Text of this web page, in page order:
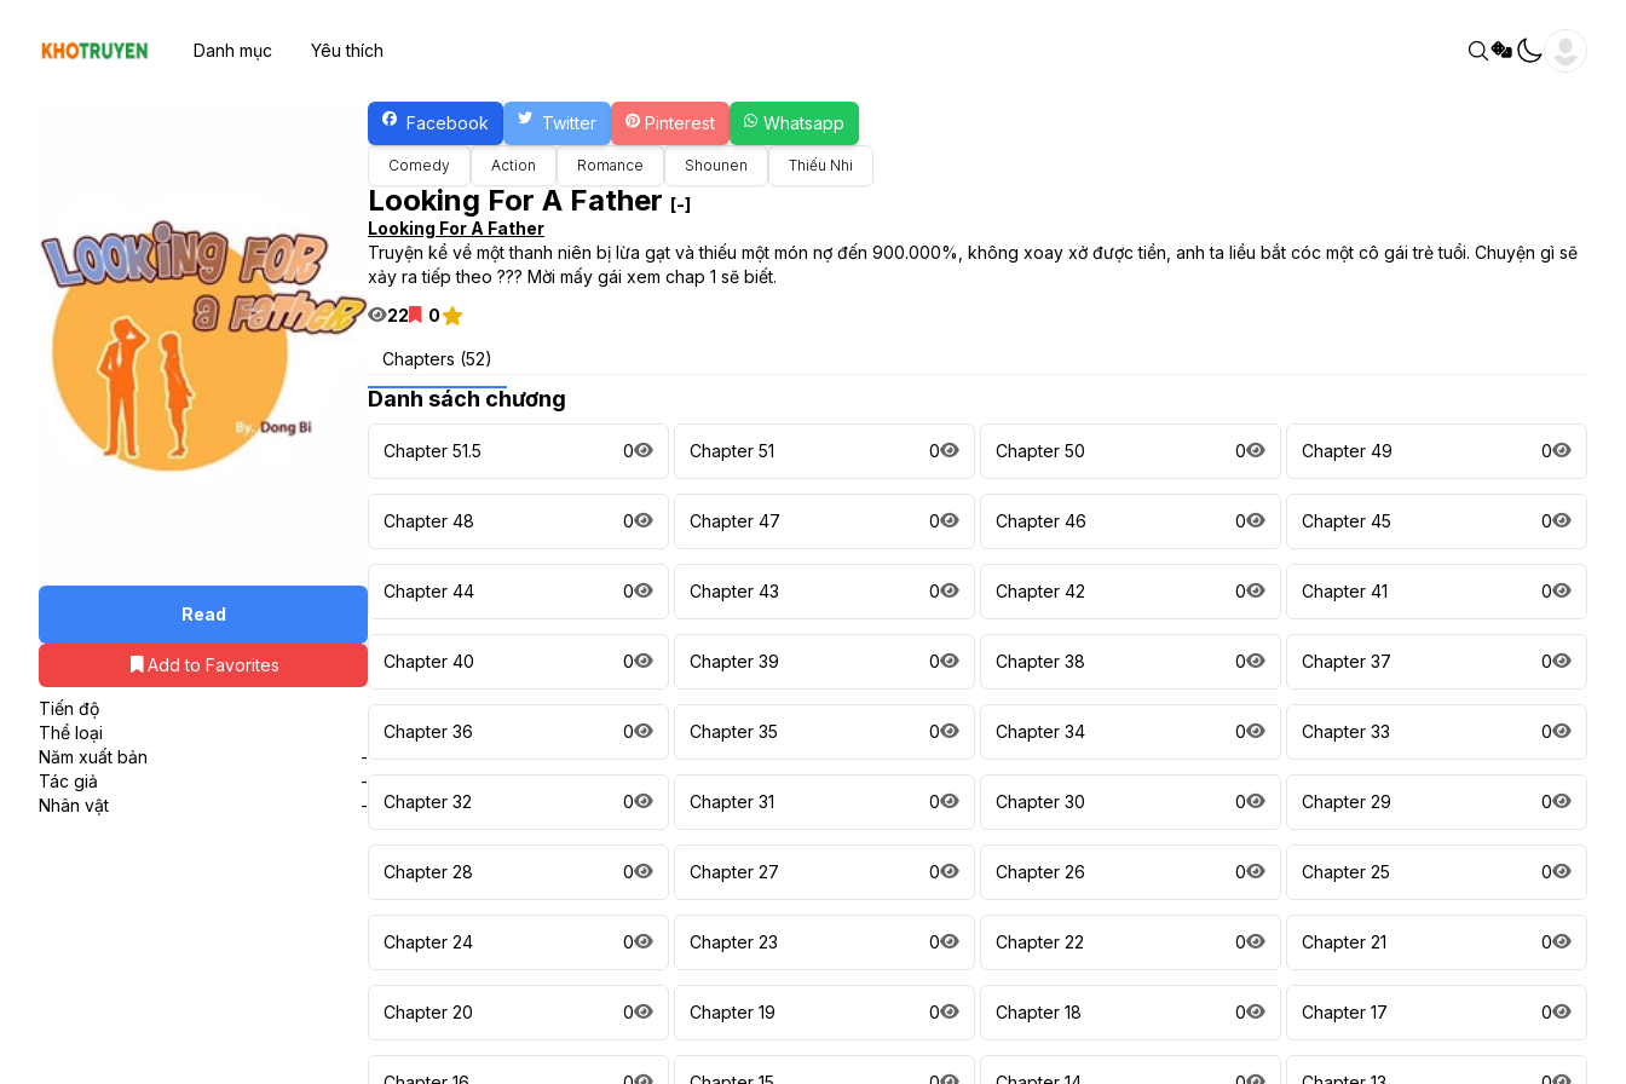
Danh mục Yêu thích
Read
Add to Favorites
Tiến độ
Thể loại
Năm xuất bản
-
Tác giả
-
Nhân vật
-
Facebook Twitter Pinterest Whatsapp
Comedy Action Romance Shounen Thiếu Nhi
Looking For A Father [-]
Looking For A Father
Truyện kể về một thanh niên bị lừa gạt và thiếu một món nợ đến 900.000%, không xoay xở được tiền, anh ta liều bắt cóc một cô gái trẻ tuổi. Chuyện gì sẽ
xảy ra tiếp theo ??? Mời mấy gái xem chap 1 sẽ biết.
22
0
Chapters (52)
Danh sách chương
Chapter 51.5 0 Chapter 51 0 Chapter 50 0 Chapter 49 0
Chapter 48 0 Chapter 47 0 Chapter 46 0 Chapter 45 0
Chapter 44 0 Chapter 43 0 Chapter 42 0 Chapter 41 0
Chapter 40 0 Chapter 39 0 Chapter 38 0 Chapter 37 0
Chapter 36 0 Chapter 35 0 Chapter 34 0 Chapter 33 0
Chapter 32 0 Chapter 31 0 Chapter 30 0 Chapter 29 0
Chapter 28 0 Chapter 27 0 Chapter 26 0 Chapter 25 0
Chapter 24 0 Chapter 23 0 Chapter 22 0 Chapter 21 0
Chapter 20 0 Chapter 19 0 Chapter 18 0 Chapter 17 0